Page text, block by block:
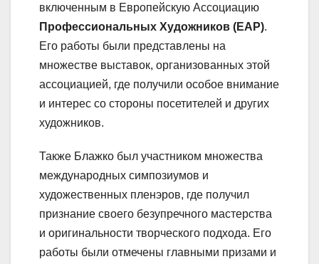
включенным в Европейскую Ассоциацию
Профессиональных Художников (EAP).
Его работы были представлены на
множестве выставок, организованных этой
ассоциацией, где получили особое внимание
и интерес со стороны посетителей и других
художников.
Также Блажко был участником множества
международных симпозиумов и
художественных пленэров, где получил
признание своего безупречного мастерства
и оригинальности творческого подхода. Его
работы были отмечены главными призами и